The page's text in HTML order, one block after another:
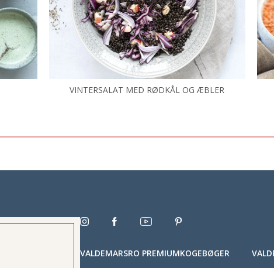
VINTERSALAT MED RØDKÅL OG ÆBLER
VALDEMARSRO PREMIUMKOGEBØGER